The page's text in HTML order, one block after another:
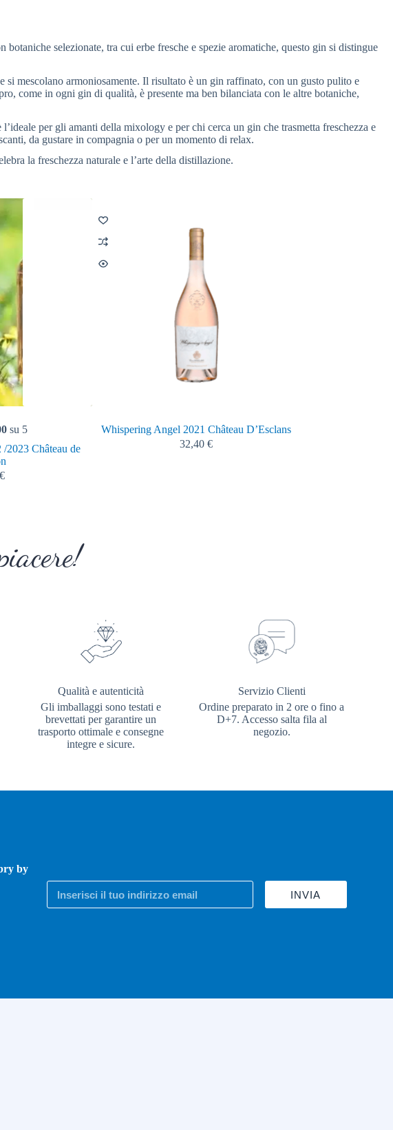
selezionate, tra cui erbe fresche e spezie aromatiche, questo gin si distingue
mescolano armoniosamente. Il risultato è un gin raffinato, con un gusto pulito e
come in ogni gin di qualità, è presente ma ben bilanciata con le altre botaniche,
l’ideale per gli amanti della mixology e per chi cerca un gin che trasmetta freschezza e
da gustare in compagnia o per un momento di relax.
la freschezza naturale e l’arte della distillazione.
su 5
/2023 Château de
€
Whispering Angel 2021 Château D’Esclans
32,40€
Qualità e autenticità
Gli imballaggi sono testati e
brevettati per garantire un
trasporto ottimale e consegne
integre e sicure.
Servizio Clienti
Ordine preparato in 2 ore o fino a
D+7. Accesso salta fila al
negozio.
by
INVIA